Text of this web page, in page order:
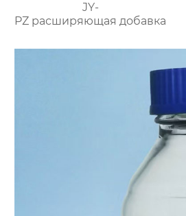
JY-
PZ расширяющая добавка